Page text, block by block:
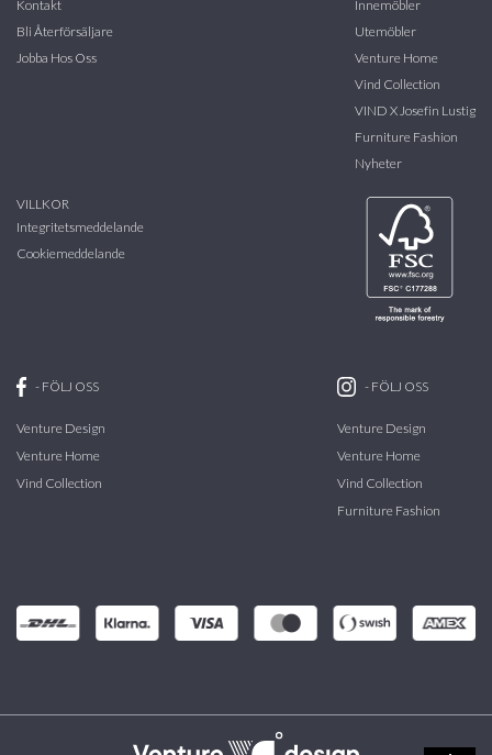
Kontakt
Bli Återförsäljare
Jobba Hos Oss
Innemöbler
Utemöbler
Venture Home
Vind Collection
VIND X Josefin Lustig
Furniture Fashion
Nyheter
VILLKOR
Integritetsmeddelande
Cookiemeddelande
- FÖLJ OSS
Venture Design
Venture Home
Vind Collection
- FÖLJ OSS
Venture Design
Venture Home
Vind Collection
Furniture Fashion